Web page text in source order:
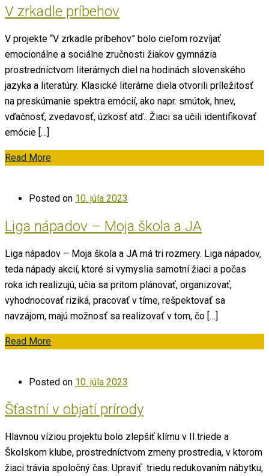
V zrkadle príbehov
V projekte “V zrkadle príbehov” bolo cieľom rozvíjať
emocionálne a sociálne zručnosti žiakov gymnázia
prostredníctvom literárnych diel na hodinách slovenského
jazyka a literatúry. Klasické literárne diela otvorili príležitosť
na preskúmanie spektra emócií, ako napr. smútok, hnev,
vďačnosť, zvedavosť, úzkosť atď.. Žiaci sa učili identifikovať
emócie […]
Read More
Posted on 10. júla 2023
Liga nápadov – Moja škola a JA
Liga nápadov – Moja škola a JA má tri rozmery. Liga nápadov,
teda nápady akcií, ktoré si vymyslia samotní žiaci a počas
roka ich realizujú, učia sa pritom plánovať, organizovať,
vyhodnocovať riziká, pracovať v tíme, rešpektovať sa
navzájom, majú možnosť sa realizovať v tom, čo […]
Read More
Posted on 10. júla 2023
Šťastní v objatí prírody
Hlavnou víziou projektu bolo zlepšiť klímu v II.triede a
Školskom klube, prostredníctvom zmeny prostredia, v ktorom
žiaci trávia spoločný čas. Upraviť triedu redukovaním nábytku,